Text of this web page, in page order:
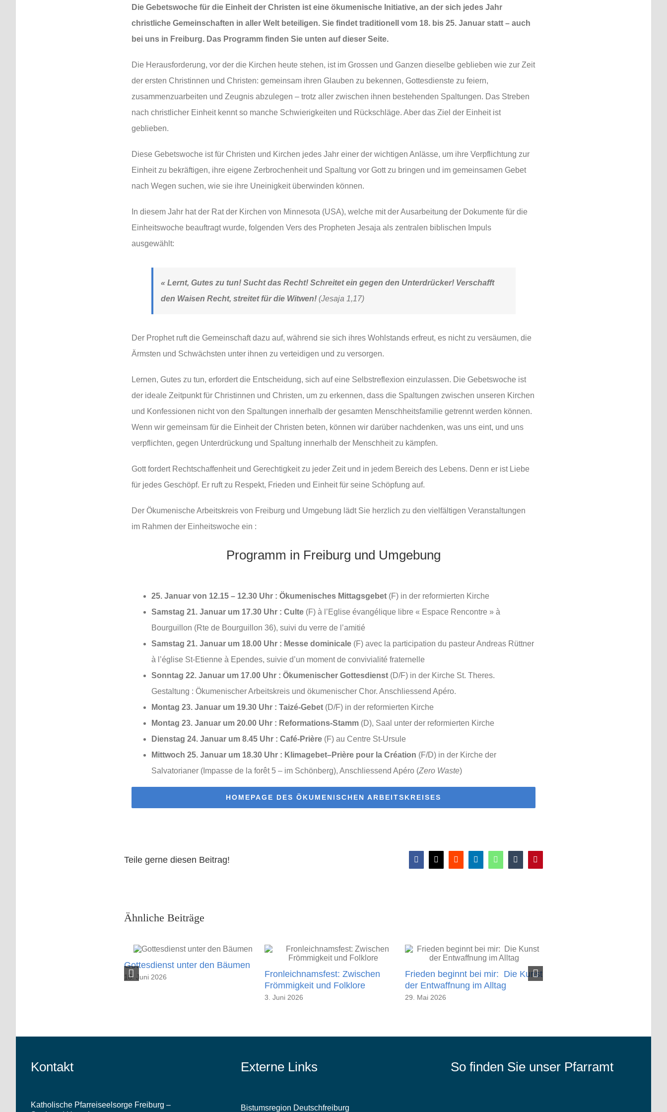
Die Gebetswoche für die Einheit der Christen ist eine ökumenische Initiative, an der sich jedes Jahr
christliche Gemeinschaften in aller Welt beteiligen. Sie findet traditionell vom 18. bis 25. Januar statt – auch
bei uns in Freiburg. Das Programm finden Sie unten auf dieser Seite.
Die Herausforderung, vor der die Kirchen heute stehen, ist im Grossen und Ganzen dieselbe geblieben wie zur Zeit
der ersten Christinnen und Christen: gemeinsam ihren Glauben zu bekennen, Gottesdienste zu feiern,
zusammenzuarbeiten und Zeugnis abzulegen – trotz aller zwischen ihnen bestehenden Spaltungen. Das Streben
nach christlicher Einheit kennt so manche Schwierigkeiten und Rückschläge. Aber das Ziel der Einheit ist
geblieben.
Diese Gebetswoche ist für Christen und Kirchen jedes Jahr einer der wichtigen Anlässe, um ihre Verpflichtung zur
Einheit zu bekräftigen, ihre eigene Zerbrochenheit und Spaltung vor Gott zu bringen und im gemeinsamen Gebet
nach Wegen suchen, wie sie ihre Uneinigkeit überwinden können.
In diesem Jahr hat der Rat der Kirchen von Minnesota (USA), welche mit der Ausarbeitung der Dokumente für die
Einheitswoche beauftragt wurde, folgenden Vers des Propheten Jesaja als zentralen biblischen Impuls
ausgewählt:
« Lernt, Gutes zu tun! Sucht das Recht! Schreitet ein gegen den Unterdrücker! Verschafft
den Waisen Recht, streitet für die Witwen! (Jesaja 1,17)
Der Prophet ruft die Gemeinschaft dazu auf, während sie sich ihres Wohlstands erfreut, es nicht zu versäumen, die
Ärmsten und Schwächsten unter ihnen zu verteidigen und zu versorgen.
Lernen, Gutes zu tun, erfordert die Entscheidung, sich auf eine Selbstreflexion einzulassen. Die Gebetswoche ist
der ideale Zeitpunkt für Christinnen und Christen, um zu erkennen, dass die Spaltungen zwischen unseren Kirchen
und Konfessionen nicht von den Spaltungen innerhalb der gesamten Menschheitsfamilie getrennt werden können.
Wenn wir gemeinsam für die Einheit der Christen beten, können wir darüber nachdenken, was uns eint, und uns
verpflichten, gegen Unterdrückung und Spaltung innerhalb der Menschheit zu kämpfen.
Gott fordert Rechtschaffenheit und Gerechtigkeit zu jeder Zeit und in jedem Bereich des Lebens. Denn er ist Liebe
für jedes Geschöpf. Er ruft zu Respekt, Frieden und Einheit für seine Schöpfung auf.
Der Ökumenische Arbeitskreis von Freiburg und Umgebung lädt Sie herzlich zu den vielfältigen Veranstaltungen
im Rahmen der Einheitswoche ein :
Programm in Freiburg und Umgebung
25. Januar von 12.15 – 12.30 Uhr : Ökumenisches Mittagsgebet (F) in der reformierten Kirche
Samstag 21. Januar um 17.30 Uhr : Culte (F) à l’Eglise évangélique libre « Espace Rencontre » à
Bourguillon (Rte de Bourguillon 36), suivi du verre de l’amitié
Samstag 21. Januar um 18.00 Uhr : Messe dominicale (F) avec la participation du pasteur Andreas Rüttner
à l’église St-Etienne à Ependes, suivie d’un moment de convivialité fraternelle
Sonntag 22. Januar um 17.00 Uhr : Ökumenischer Gottesdienst (D/F) in der Kirche St. Theres.
Gestaltung : Ökumenischer Arbeitskreis und ökumenischer Chor. Anschliessend Apéro.
Montag 23. Januar um 19.30 Uhr :Taizé-Gebet (D/F) in der reformierten Kirche
Montag 23. Januar um 20.00 Uhr : Reformations-Stamm (D), Saal unter der reformierten Kirche
Dienstag 24. Januar um 8.45 Uhr :Café-Prière (F) au Centre St-Ursule
Mittwoch 25. Januar um 18.30 Uhr : Klimagebet–Prière pour la Création (F/D) in der Kirche der
Salvatorianer (Impasse de la forêt 5 – im Schönberg), Anschliessend Apéro (Zero Waste)
HOMEPAGE DES ÖKUMENISCHEN ARBEITSKREISES
Teile gerne diesen Beitrag! Facebook
X RedditLinkedInWhatsAppTumblrPinterest
Ähnliche Beiträge
Gottesdienst unter den Bäumen
18. Juni 2026
Fronleichnamsfest: Zwischen
Frömmigkeit und Folklore
3. Juni 2026
Frieden beginnt bei mir: Die Kunst
der Entwaffnung im Alltag
29. Mai 2026
Kontakt
Katholische Pfarreiseelsorge Freiburg –
Externe Links
Bistumsregion Deutschfreiburg
So finden Sie unser Pfarramt